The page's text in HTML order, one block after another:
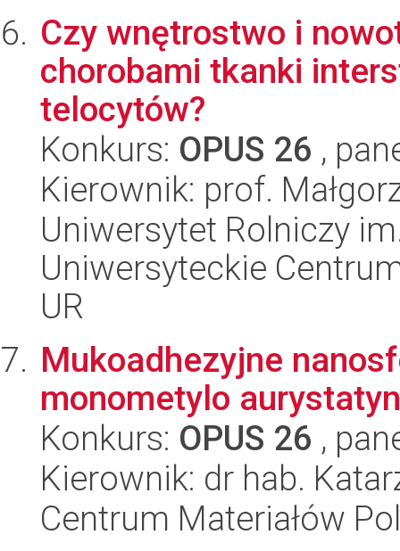
Czy wnętrostwo i
chorobami tkanki
telocytów?
Konkurs: OPUS 26 ,
Kierownik: prof.
Uniwersytet Rolniczy
Uniwersyteckie
UR
Mukoadhezyjne
monometylo
Konkurs: OPUS 26 ,
Kierownik: dr hab.
Centrum Materiałów